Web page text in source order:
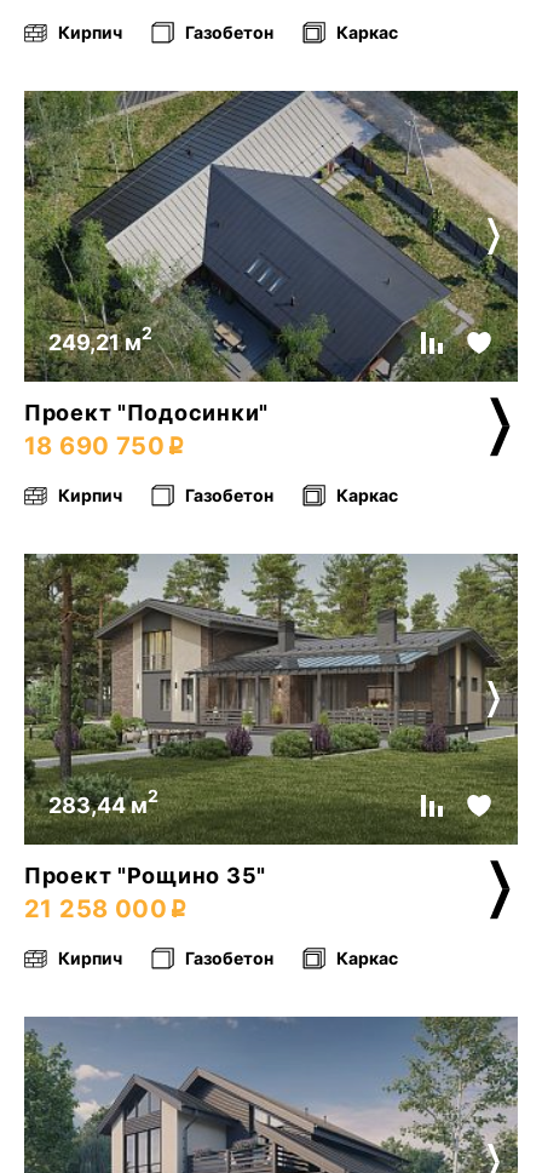
Кирпич Газобетон Каркас
249,21 м2
Проект "Подосинки"
18 690 750
Кирпич Газобетон Каркас
283,44 м2
Проект "Рощино 35"
21 258 000
Кирпич Газобетон Каркас